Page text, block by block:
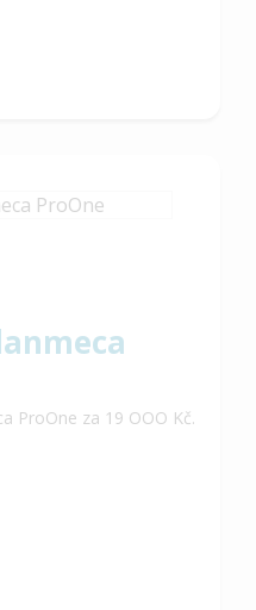
ProOne za 19 OOO Kč.